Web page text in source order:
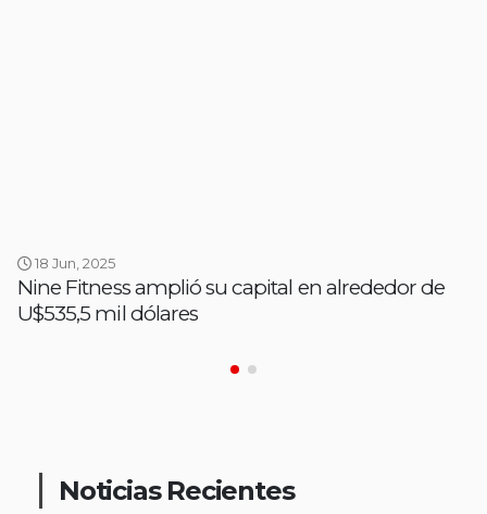
18 Jun, 2025
Nine Fitness amplió su capital en alrededor de
U$535,5 mil dólares
Noticias Recientes